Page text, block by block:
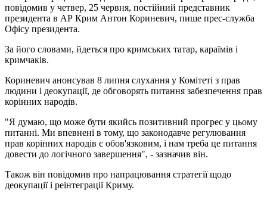
повідомив у четвер, 25 червня, постійний представник
президента в АР Крим Антон Кориневич, пише прес-служба
Офісу президента.
За його словами, йдеться про кримських татар, караїмів і
кримчаків.
Кориневич анонсував 8 липня слухання у Комітеті з прав
людини і деокупації, де обговорять питання забезпечення прав
корінних народів.
"Я думаю, що може бути якийсь позитивний прогрес у цьому
питанні. Ми впевнені в тому, що законодавче регулювання
прав корінних народів є обов'язковим, і нам треба це питання
довести до логічного завершення", - зазначив він.
Також він повідомив про напрацювання стратегії щодо
деокупації і реінтеграції Криму.